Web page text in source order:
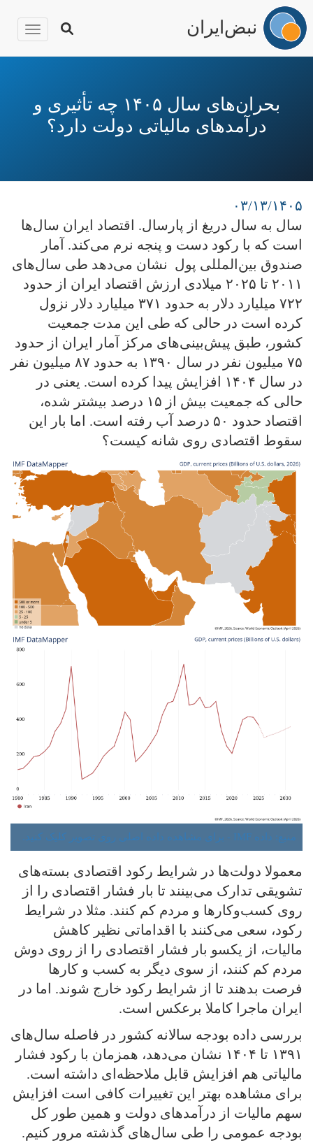
نبض‌ایران
بحران‌های سال ۱۴۰۵ چه تأثیری و
درآمدهای مالیاتی دولت دارد؟
۰۳/۱۳/۱۴۰۵
سال به سال دریغ از پارسال. اقتصاد ایران سال‌ها
است که با رکود دست و پنجه نرم می‌کند. آمار
صندوق بین‌المللی پول نشان می‌دهد طی سال‌های
۲۰۱۱ تا ۲۰۲۵ میلادی ارزش اقتصاد ایران از حدود
۷۲۲ میلیارد دلار به حدود ۳۷۱ میلیارد دلار نزول
کرده است در حالی که طی این مدت جمعیت
کشور، طبق پیش‌بینی‌های مرکز آمار ایران از حدود
۷۵ میلیون نفر در سال ۱۳۹۰ به حدود ۸۷ میلیون نفر
در سال ۱۴۰۴ افزایش پیدا کرده است. یعنی در
حالی که جمعیت بیش از ۱۵ درصد بیشتر شده،
اقتصاد حدود ۵۰ درصد آب رفته است. اما بار این
سقوط اقتصادی روی شانه کیست؟
منبع: داده IMF - برای مشاهده داده اصلی روی تصویر کلیک کنید.
معمولا دولت‌ها در شرایط رکود اقتصادی بسته‌های
تشویقی تدارک می‌بینند تا بار فشار اقتصادی را از
روی کسب‌وکارها و مردم کم کنند. مثلا در شرایط
رکود، سعی می‌کنند با اقداماتی نظیر کاهش
مالیات‌، از یکسو بار فشار اقتصادی را از روی دوش
مردم کم کنند، از سوی دیگر به کسب و کارها
فرصت بدهند تا از شرایط رکود خارج شوند. اما در
ایران ماجرا کاملا برعکس است.
بررسی داده بودجه سالانه کشور در فاصله سال‌های
۱۳۹۱ تا ۱۴۰۴ نشان می‌دهد، همزمان با رکود فشار
مالیاتی هم افزایش قابل ملاحظه‌ای داشته است.
برای مشاهده بهتر این تغییرات کافی است افزایش
سهم مالیات از درآمدهای دولت و همین طور کل
بودجه عمومی را طی سال‌های گذشته مرور کنیم.